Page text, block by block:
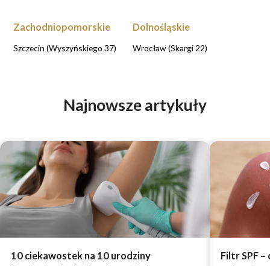
Zachodniopomorskie
Szczecin (Wyszyńskiego 37)
Dolnośląskie
Wrocław (Skargi 22)
Najnowsze artykuły
10 ciekawostek na 10 urodziny
Filtr SPF